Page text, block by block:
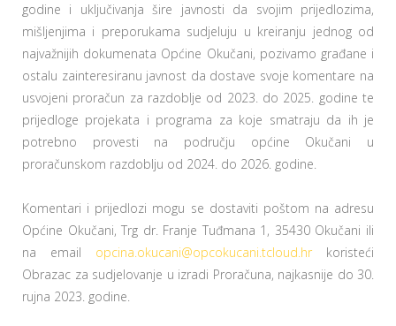
godine i uključivanja šire javnosti da svojim prijedlozima,
mišljenjima i preporukama sudjeluju u kreiranju jednog od
najvažnijih dokumenata Općine Okučani, pozivamo građane i
ostalu zainteresiranu javnost da dostave svoje komentare na
usvojeni proračun za razdoblje od 2023. do 2025. godine te
prijedloge projekata i programa za koje smatraju da ih je
potrebno provesti na području općine Okučani u
proračunskom razdoblju od 2024. do 2026. godine.
Komentari i prijedlozi mogu se dostaviti poštom na adresu
Općine Okučani, Trg dr. Franje Tuđmana 1, 35430 Okučani ili
na email opcina.okucani@opcokucani.tcloud.hr koristeći
Obrazac za sudjelovanje u izradi Proračuna, najkasnije do 30.
rujna 2023. godine.